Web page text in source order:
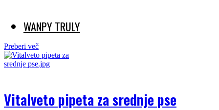
WANPY TRULY
Preberi več
Vitalveto pipeta za srednje pse